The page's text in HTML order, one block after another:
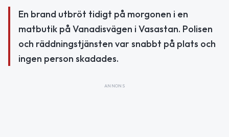
En brand utbröt tidigt på morgonen i en
matbutik på Vanadisvägen i Vasastan. Polisen
och räddningstjänsten var snabbt på plats och
ingen person skadades.
ANNONS